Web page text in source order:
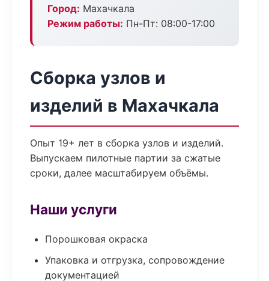
Город: Махачкала
Режим работы: Пн-Пт: 08:00-17:00
Сборка узлов и
изделий в Махачкала
Опыт 19+ лет в сборка узлов и изделий.
Выпускаем пилотные партии за сжатые
сроки, далее масштабируем объёмы.
Наши услуги
Порошковая окраска
Упаковка и отгрузка, сопровождение
документацией